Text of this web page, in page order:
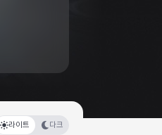
라이트 다크